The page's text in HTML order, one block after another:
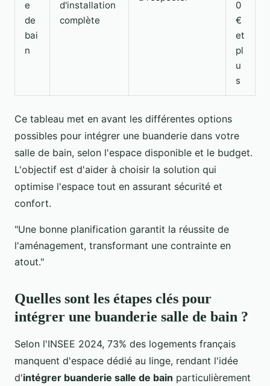
e
de
bai
n
d'installation
complète
0
€
et
pl
u
s
Ce tableau met en avant les différentes options
possibles pour intégrer une buanderie dans votre
salle de bain, selon l'espace disponible et le budget.
L'objectif est d'aider à choisir la solution qui
optimise l'espace tout en assurant sécurité et
confort.
"Une bonne planification garantit la réussite de
l'aménagement, transformant une contrainte en
atout."
Quelles sont les étapes clés pour
intégrer une buanderie salle de bain ?
Selon l'INSEE 2024, 73% des logements français
manquent d'espace dédié au linge, rendant l'idée
d'intégrer buanderie salle de bain particulièrement